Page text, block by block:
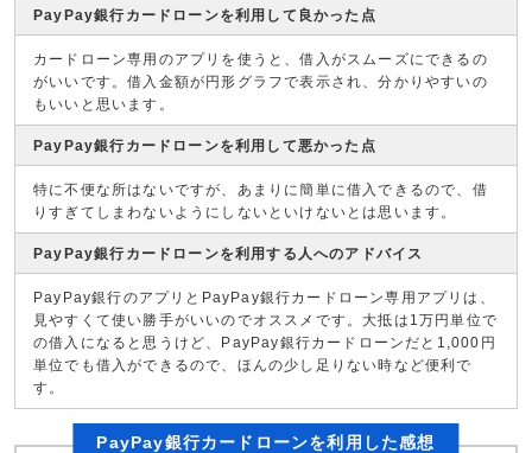
PayPay銀行カードローンを利用して良かった点
カードローン専用のアプリを使うと、借入がスムーズにできるの
がいいです。借入金額が円形グラフで表示され、分かりやすいの
もいいと思います。
PayPay銀行カードローンを利用して悪かった点
特に不便な所はないですが、あまりに簡単に借入できるので、借
りすぎてしまわないようにしないといけないとは思います。
PayPay銀行カードローンを利用する人へのアドバイス
PayPay銀行のアプリとPayPay銀行カードローン専用アプリは、
見やすくて使い勝手がいいのでオススメです。大抵は1万円単位で
の借入になると思うけど、PayPay銀行カードローンだと1,000円
単位でも借入ができるので、ほんの少し足りない時など便利で
す。
PayPay銀行カードローンを利用した感想